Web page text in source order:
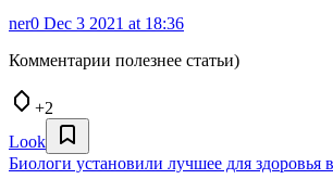
ner0 Dec 3 2021 at 18:36
Комментарии полезнее статьи)
+2
Look
Биологи установили лучшее для здоровья